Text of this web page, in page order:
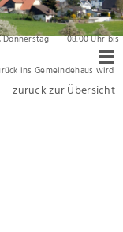
und mit 31. Juli 2026 gelten
Donnerstag 08.00 Uhr bis
ins Gemeindehaus wird
vom 03. August 2026 bis am
zurück zur Übersicht